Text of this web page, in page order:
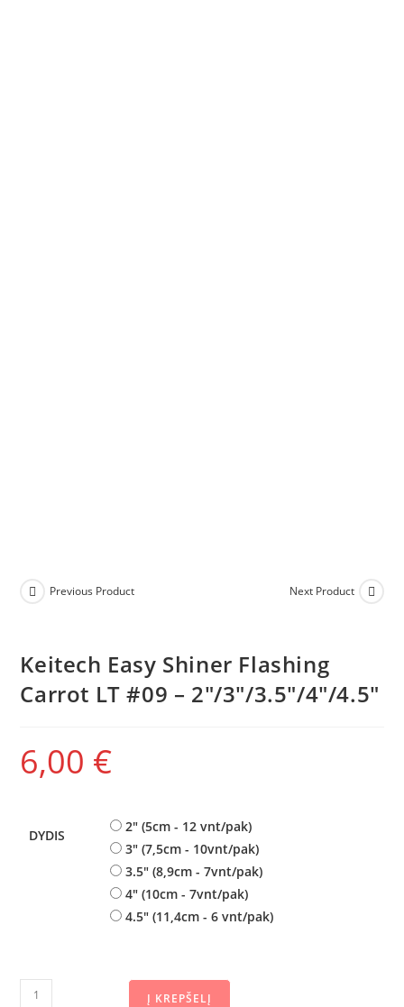
Previous Product Next Product
Keitech Easy Shiner Flashing
Carrot LT #09 – 2″/3″/3.5″/4″/4.5″
6,00 €
DYDIS
2" (5cm - 12 vnt/pak)
3" (7,5cm - 10vnt/pak)
3.5" (8,9cm - 7vnt/pak)
4" (10cm - 7vnt/pak)
4.5" (11,4cm - 6 vnt/pak)
Į KREPŠELĮ